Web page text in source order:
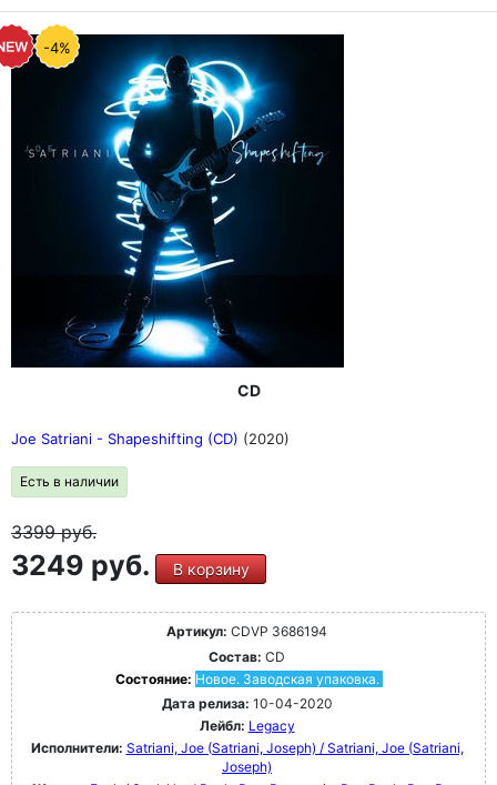
-4%
CD
Joe Satriani - Shapeshifting (CD) (2020)
Есть в наличии
3399руб.
3249 руб. В корзину
Артикул: CDVP 3686194
Состав: CD
Состояние: Новое. Заводская упаковка.
Дата релиза: 10-04-2020
Лейбл: Legacy
Исполнители: Satriani, Joe (Satriani, Joseph) / Satriani, Joe (Satriani,
Joseph)